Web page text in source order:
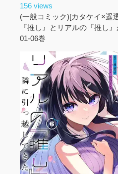
156 views
(一般コミック)[カタケイ×遥
『推し』とリアルの『推し
01-06巻